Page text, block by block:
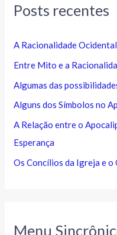
Posts recentes
A Racionalidade
Entre Mito e a
Algumas das
Alguns dos Símbolos no
A Relação entre o
Esperança
Os Concílios da Igreja e
Menu